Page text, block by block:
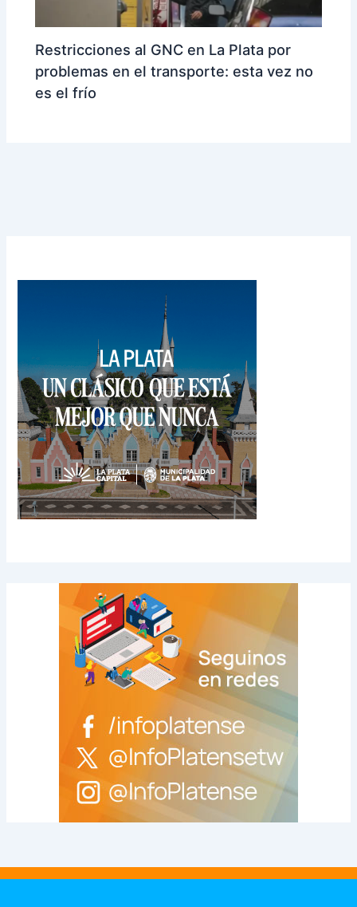
Restricciones al GNC en La Plata por
problemas en el transporte: esta vez no
es el frío